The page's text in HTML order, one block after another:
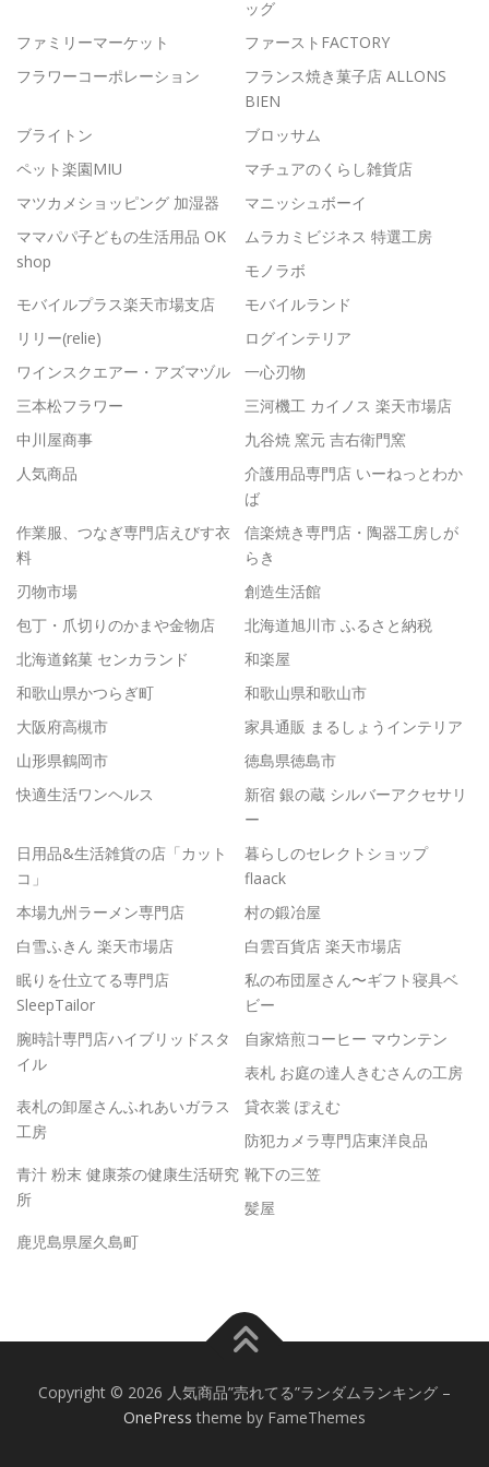
ッグ
ファミリーマーケット
ファーストFACTORY
フラワーコーポレーション
フランス焼き菓子店 ALLONS
BIEN
ブライトン
ブロッサム
ペット楽園MIU
マチュアのくらし雑貨店
マツカメショッピング 加湿器
マニッシュボーイ
ママパパ子どもの生活用品 OK
shop
ムラカミビジネス 特選工房
モノラボ
モバイルプラス楽天市場支店
モバイルランド
リリー(relie)
ログインテリア
ワインスクエアー・アズマヅル
一心刃物
三本松フラワー
三河機工 カイノス 楽天市場店
中川屋商事
九谷焼 窯元 吉右衛門窯
人気商品
介護用品専門店 いーねっとわか
ば
作業服、つなぎ専門店えびす衣
料
信楽焼き専門店・陶器工房しが
らき
刃物市場
創造生活館
包丁・爪切りのかまや金物店
北海道旭川市 ふるさと納税
北海道銘菓 センカランド
和楽屋
和歌山県かつらぎ町
和歌山県和歌山市
大阪府高槻市
家具通販 まるしょうインテリア
山形県鶴岡市
徳島県徳島市
快適生活ワンヘルス
新宿 銀の蔵 シルバーアクセサリ
ー
日用品&生活雑貨の店「カット
コ」
暮らしのセレクトショップ
flaack
本場九州ラーメン専門店
村の鍛冶屋
白雪ふきん 楽天市場店
白雲百貨店 楽天市場店
眠りを仕立てる専門店
SleepTailor
私の布団屋さん〜ギフト寝具ベ
ビー
腕時計専門店ハイブリッドスタ
イル
自家焙煎コーヒー マウンテン
表札 お庭の達人きむさんの工房
表札の卸屋さんふれあいガラス
工房
貸衣裳 ぽえむ
防犯カメラ専門店東洋良品
青汁 粉末 健康茶の健康生活研究
所
靴下の三笠
髪屋
鹿児島県屋久島町
Copyright © 2026 人気商品”売れてる”ランダムランキング –
OnePress theme by FameThemes